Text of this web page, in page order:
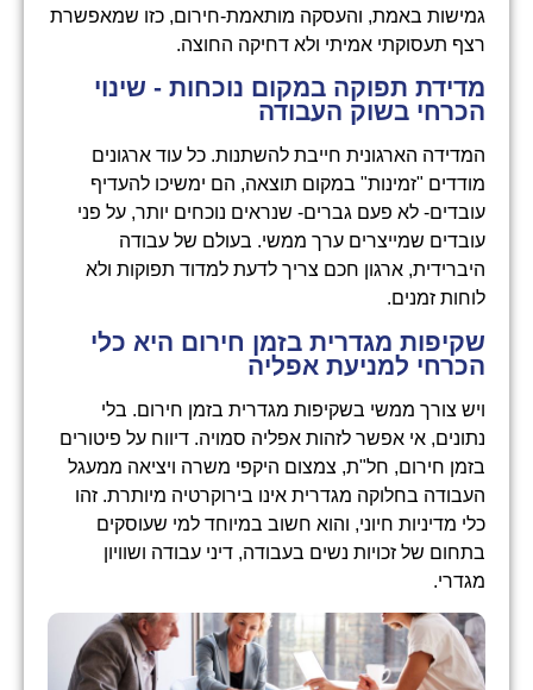
גמישות באמת, והעסקה מותאמת-חירום, כזו שמאפשרת
רצף תעסוקתי אמיתי ולא דחיקה החוצה.
מדידת תפוקה במקום נוכחות - שינוי
הכרחי בשוק העבודה
המדידה הארגונית חייבת להשתנות. כל עוד ארגונים
מודדים "זמינות" במקום תוצאה, הם ימשיכו להעדיף
עובדים- לא פעם גברים- שנראים נוכחים יותר, על פני
עובדים שמייצרים ערך ממשי. בעולם של עבודה
היברידית, ארגון חכם צריך לדעת למדוד תפוקות ולא
לוחות זמנים.
שקיפות מגדרית בזמן חירום היא כלי
הכרחי למניעת אפליה
ויש צורך ממשי בשקיפות מגדרית בזמן חירום. בלי
נתונים, אי אפשר לזהות אפליה סמויה. דיווח על פיטורים
בזמן חירום, חל"ת, צמצום היקפי משרה ויציאה ממעגל
העבודה בחלוקה מגדרית אינו בירוקרטיה מיותרת. זהו
כלי מדיניות חיוני, והוא חשוב במיוחד למי שעוסקים
בתחום של זכויות נשים בעבודה, דיני עבודה ושוויון
מגדרי.